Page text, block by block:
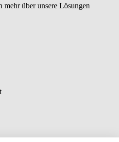
mehr über unsere Lösungen